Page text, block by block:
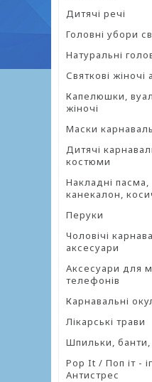
Дитячі речі
Головні убори
Натуральні
Святкові жіночі
Капелюшки,
жіночі
Маски
Дитячі
костюми
Накладні пасма,
канекалон,
Перуки
Чоловічі
аксесуари
Аксесуари для
телефонів
Карнавальні
Лікарські трави
Шпильки, банти,
Pop It / Поп іт -
Антистрес